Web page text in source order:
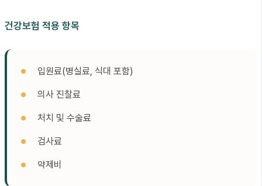
건강보험 적용 항목
입원료(병실료, 식대 포함)
의사 진찰료
처치 및 수술료
검사료
약제비